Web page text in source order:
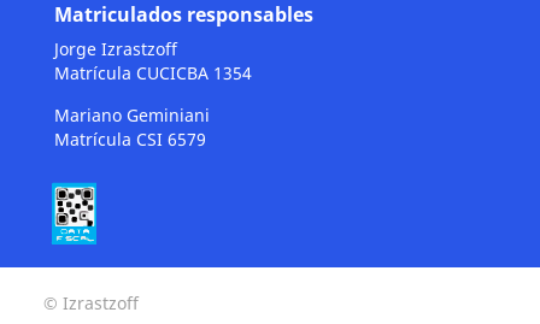
Matriculados responsables
Jorge Izrastzoff
Matrícula CUCICBA 1354
Mariano Geminiani
Matrícula CSI 6579
© Izrastzoff